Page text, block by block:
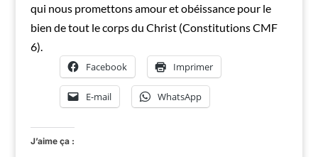
qui nous promettons amour et obéissance pour le
bien de tout le corps du Christ (Constitutions CMF
6).
Facebook Imprimer
E-mail WhatsApp
J’aime ça :